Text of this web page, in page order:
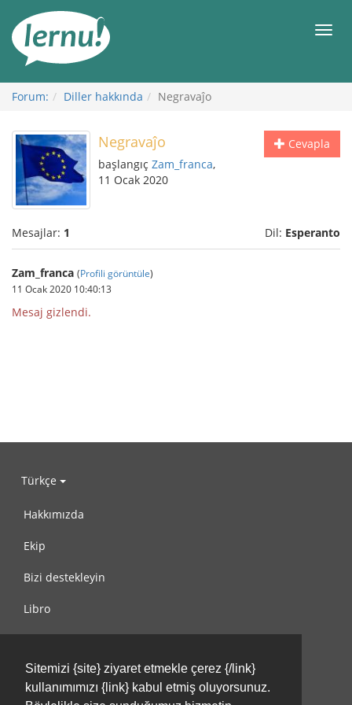
Sitemizi {site} ziyaret etmekle çerez {/link}
kullanımımızı {link} kabul etmiş oluyorsunuz.
Görüntüleme
Forum: Diller hakkında Negravaĵo
Cevapla
Negravaĵo
başlangıç Zam_franca,
11 Ocak 2020
Mesajlar: 1 Dil: Esperanto
Zam_franca (Profili görüntüle)
11 Ocak 2020 10:40:13
Mesaj gizlendi.
Türkçe
Hakkımızda
Ekip
Bizi destekleyin
Libro
Kullanım Koşulları